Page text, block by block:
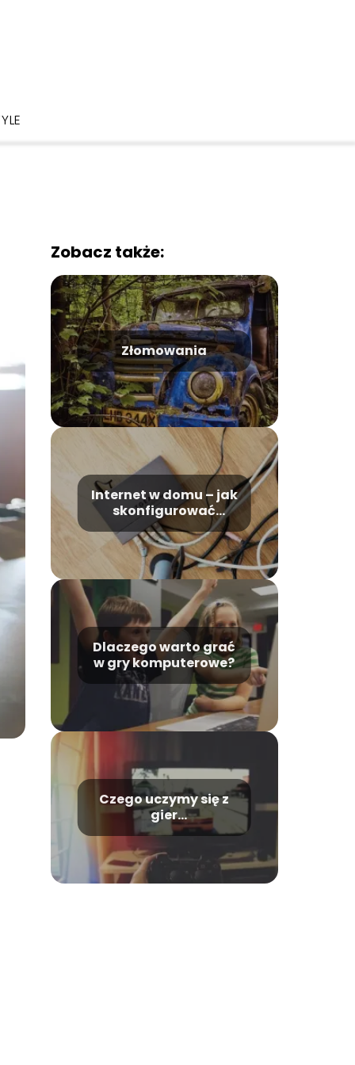
Zobacz także:
Złomowania
Internet w domu – jak
skonfigurować
router?
Dlaczego warto grać
w gry komputerowe?
Czego uczymy się z
gier
komputerowych?